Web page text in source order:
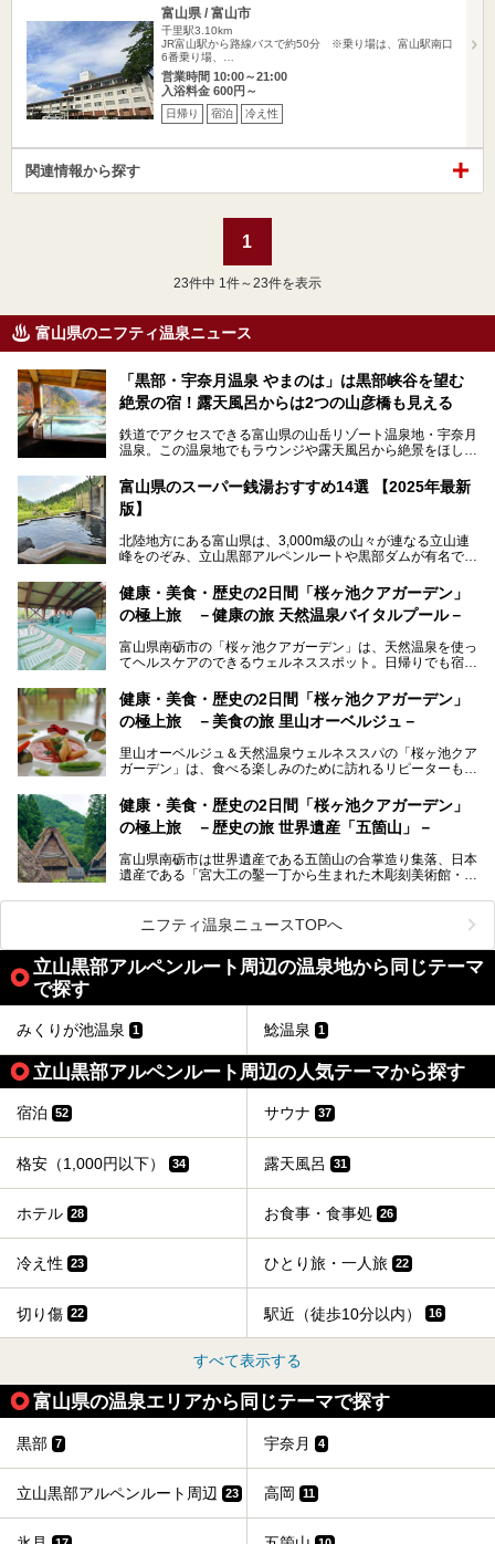
富山県 / 富山市
千里駅3.10km
JR富山駅から路線バスで約50分 ※乗り場は、富山駅南口
6番乗り場、…
営業時間 10:00～21:00
入浴料金 600円～
日帰り 宿泊 冷え性
関連情報から探す
1
23件中 1件～23件を表示
富山県のニフティ温泉ニュース
「黒部・宇奈月温泉 やまのは」は黒部峡谷を望む
絶景の宿！露天風呂からは2つの山彦橋も見える
鉄道でアクセスできる富山県の山岳リゾート温泉地・宇奈月
温泉。この温泉地でもラウンジや露天風呂から絶景をほしい
の「黒部・宇奈月温泉 やまのは」。
自慢の眺望、温泉、居心地の良い客室、ビュッフェ式の食事
ます。日常から少し離れて、山懐で自然に癒されたいと思う
方にぴったりの温泉です。冬なら雪景色も絵になりますよ。
───
提供元：オリックス・ホテルマネジメント株式会社【PR】
この記事は黒部・宇奈月温泉 やまのはのPR記事です。
富山県のスーパー銭湯おすすめ14選 【2025年最新
版】
北陸地方にある富山県は、3,000m級の山々が連なる立山連
峰をのぞみ、立山黒部アルペンルートや黒部ダムが有名で
の（新鮮な）海の幸も見逃せません！
北陸新幹線が開業し、実は東京からも2時間ほどでアクセス
のいい天然温泉が豊富で、すぐにでも出かけたくなる施設が
満載ですよ。
健康・美食・歴史の2日間「桜ヶ池クアガーデン」
の極上旅 －健康の旅 天然温泉バイタルプール－
富山県南砺市の「桜ヶ池クアガーデン」は、天然温泉を使っ
てヘルスケアのできるウェルネススポット。日帰りでも宿泊
るので、ゆったり楽しみながら美しく健康に。
そんな「桜ヶ池クアガーデン」の天然温泉バイタルプールと
ートしたいと思います。
健康・美食・歴史の2日間「桜ヶ池クアガーデン」
の極上旅 －美食の旅 里山オーベルジュ－
里山オーベルジュ＆天然温泉ウェルネススパの「桜ヶ池クア
ガーデン」は、食べる楽しみのために訪れるリピーターも多
月、水はフレンチ、火、木は和食、土日はその両方がランチ
とディナーで味わえます。オリジナルのスイーツも評判で
す。
そんな「桜ヶ池クアガーデン」に宿泊して、食を満喫してき
たのでじっくりご紹介します！
健康・美食・歴史の2日間「桜ヶ池クアガーデン」
の極上旅 －歴史の旅 世界遺産「五箇山」－
富山県南砺市は世界遺産である五箇山の合掌造り集落、日本
遺産である「宮大工の鑿一丁から生まれた木彫刻美術館・井
小京都・城端と、とても魅力的な観光スポットがたくさんあ
ります。
城端の郊外に建つ里山オーベルジュ＆温泉ウェルネススパ
「桜ヶ池クアガーデン」に泊まって、歴史の旅にお出かけし
ニフティ温泉ニュースTOPへ
立山黒部アルペンルート周辺の温泉地から同じテーマ
で探す
みくりが池温泉 1 鯰温泉 1
立山黒部アルペンルート周辺の人気テーマから探す
宿泊 52 サウナ 37
格安（1,000円以下） 34 露天風呂 31
ホテル 28 お食事・食事処 26
冷え性 23 ひとり旅・一人旅 22
切り傷 22 駅近（徒歩10分以内） 16
すべて表示する
富山県の温泉エリアから同じテーマで探す
黒部 7 宇奈月 4
立山黒部アルペンルート周辺 23 高岡 11